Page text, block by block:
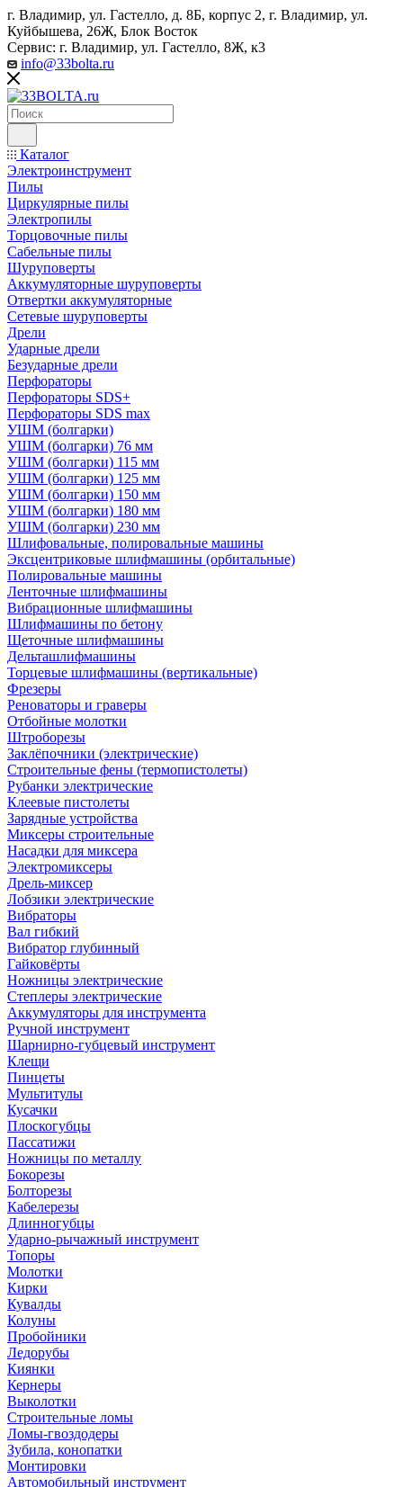
г. Владимир, ул. Гастелло, д. 8Б, корпус 2, г. Владимир, ул. ​
Куйбышева, 26Ж, Блок Восток
Сервис: г. Владимир, ул. Гастелло, 8Ж, к3
info@33bolta.ru
Каталог
Электроинструмент
Пилы
Циркулярные пилы
Электропилы
Торцовочные пилы
Сабельные пилы
Шуруповерты
Аккумуляторные шуруповерты
Отвертки аккумуляторные
Сетевые шуруповерты
Дрели
Ударные дрели
Безударные дрели
Перфораторы
Перфораторы SDS+
Перфораторы SDS max
УШМ (болгарки)
УШМ (болгарки) 76 мм
УШМ (болгарки) 115 мм
УШМ (болгарки) 125 мм
УШМ (болгарки) 150 мм
УШМ (болгарки) 180 мм
УШМ (болгарки) 230 мм
Шлифовальные, полировальные машины
Эксцентриковые шлифмашины (орбитальные)
Полировальные машины
Ленточные шлифмашины
Вибрационные шлифмашины
Шлифмашины по бетону
Щеточные шлифмашины
Дельташлифмашины
Торцевые шлифмашины (вертикальные)
Фрезеры
Реноваторы и граверы
Отбойные молотки
Штроборезы
Заклёпочники (электрические)
Строительные фены (термопистолеты)
Рубанки электрические
Клеевые пистолеты
Зарядные устройства
Миксеры строительные
Насадки для миксера
Электромиксеры
Дрель-миксер
Лобзики электрические
Вибраторы
Вал гибкий
Вибратор глубинный
Гайковёрты
Ножницы электрические
Степлеры электрические
Аккумуляторы для инструмента
Ручной инструмент
Шарнирно-губцевый инструмент
Клещи
Пинцеты
Мультитулы
Кусачки
Плоскогубцы
Пассатижи
Ножницы по металлу
Бокорезы
Болторезы
Кабелерезы
Длинногубцы
Ударно-рычажный инструмент
Топоры
Молотки
Кирки
Кувалды
Колуны
Пробойники
Ледорубы
Киянки
Кернеры
Выколотки
Строительные ломы
Ломы-гвоздодеры
Зубила, конопатки
Монтировки
Автомобильный инструмент